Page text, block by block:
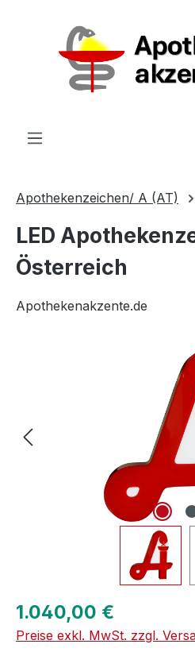
Apothekenzeichen/ A (AT)
LED
Österreich
Apothekenakzente.de
Regulärer Preis:
1.040,00 €
Preise exkl. MwSt. zzgl.